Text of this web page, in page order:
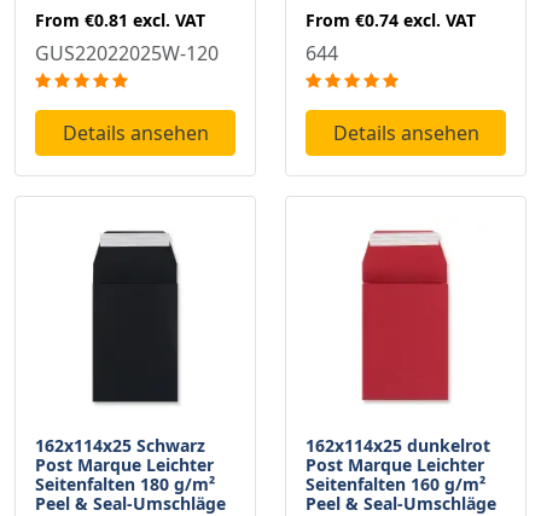
From €0.81 excl. VAT
GUS22022025W-120
Details ansehen
From €0.74 excl. VAT
644
Details ansehen
162x114x25 Schwarz
Post Marque Leichter
Seitenfalten 180 g/m²
Peel & Seal-Umschläge
162x114x25 dunkelrot
Post Marque Leichter
Seitenfalten 160 g/m²
Peel & Seal-Umschläge